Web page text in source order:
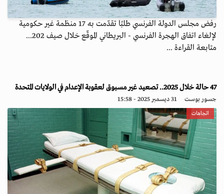
رفض مجلس الدولة الفرنسي طلبًا تقدّمت به 17 منظمة غير حكومية
لإلغاء اتفاق الهجرة الفرنسي - البريطاني الموقّع خلال صيف 202...
متابعة القراءة ...
47 حالة خلال 2025.. تصعيد غير مسبوق لعقوبة الإعدام في الولايات المتحدة
جسور بوست 31 ديسمبر 2025 - 15:58
اتجاهات